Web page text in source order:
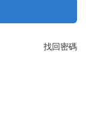
找回密碼